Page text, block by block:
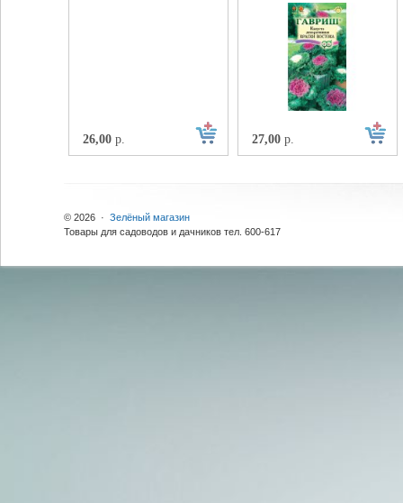
26,00 р.
Краски Востока 0,1 гр
27,00 р.
© 2026 · Зелёный магазин
Товары для садоводов и дачников тел. 600-617